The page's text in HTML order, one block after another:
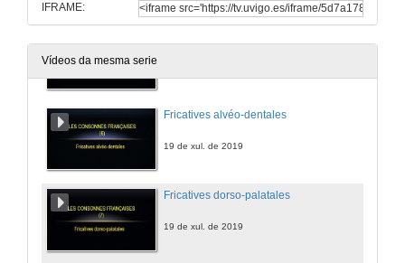
IFRAME:
Vídeos da mesma serie
Fricatives alvéo-dentales
19 de xul. de 2019
Fricatives dorso-palatales
19 de xul. de 2019